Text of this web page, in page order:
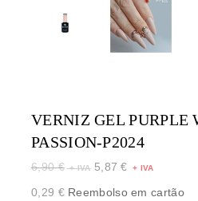
VERNIZ GEL PURPLE
PASSION-P2024
6,90€ 5,87€
0,29 €Reembolso em cartão